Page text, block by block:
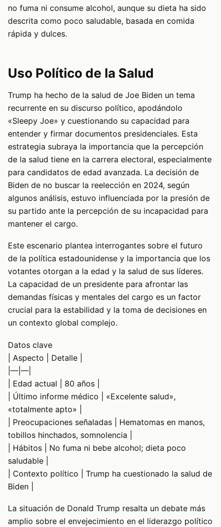
no fuma ni consume alcohol, aunque su dieta ha sido
descrita como poco saludable, basada en comida
rápida y dulces.
Uso Político de la Salud
Trump ha hecho de la salud de Joe Biden un tema
recurrente en su discurso político, apodándolo
«Sleepy Joe» y cuestionando su capacidad para
entender y firmar documentos presidenciales. Esta
estrategia subraya la importancia que la percepción
de la salud tiene en la carrera electoral, especialmente
para candidatos de edad avanzada. La decisión de
Biden de no buscar la reelección en 2024, según
algunos análisis, estuvo influenciada por la presión de
su partido ante la percepción de su incapacidad para
mantener el cargo.
Este escenario plantea interrogantes sobre el futuro
de la política estadounidense y la importancia que los
votantes otorgan a la edad y la salud de sus líderes.
La capacidad de un presidente para afrontar las
demandas físicas y mentales del cargo es un factor
crucial para la estabilidad y la toma de decisiones en
un contexto global complejo.
Datos clave
| Aspecto | Detalle |
|—|—|
| Edad actual | 80 años |
| Último informe médico | «Excelente salud»,
«totalmente apto» |
| Preocupaciones señaladas | Hematomas en manos,
tobillos hinchados, somnolencia |
| Hábitos | No fuma ni bebe alcohol; dieta poco
saludable |
| Contexto político | Trump ha cuestionado la salud de
Biden |
La situación de Donald Trump resalta un debate más
amplio sobre el envejecimiento en el liderazgo político